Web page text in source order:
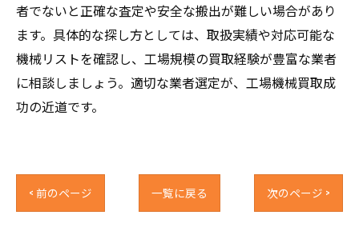
者でないと正確な査定や安全な搬出が難しい場合があり
ます。具体的な探し方としては、取扱実績や対応可能な
機械リストを確認し、工場規模の買取経験が豊富な業者
に相談しましょう。適切な業者選定が、工場機械買取成
功の近道です。
< 前のページ 一覧に戻る 次のページ >